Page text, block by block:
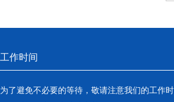
工作时间
为了避免不必要的等待，敬请注意我们的工作